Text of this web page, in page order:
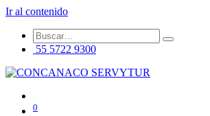
Ir al contenido
55 5722 9300
0